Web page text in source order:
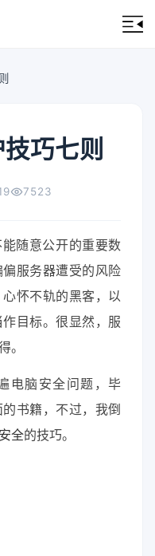
巧七则
7523
随意公开的重要数
服务器遭受的风险
怀不轨的黑客，以
目标。很显然，服
得。
电脑安全问题，毕
书籍，不过，我倒
全的技巧。